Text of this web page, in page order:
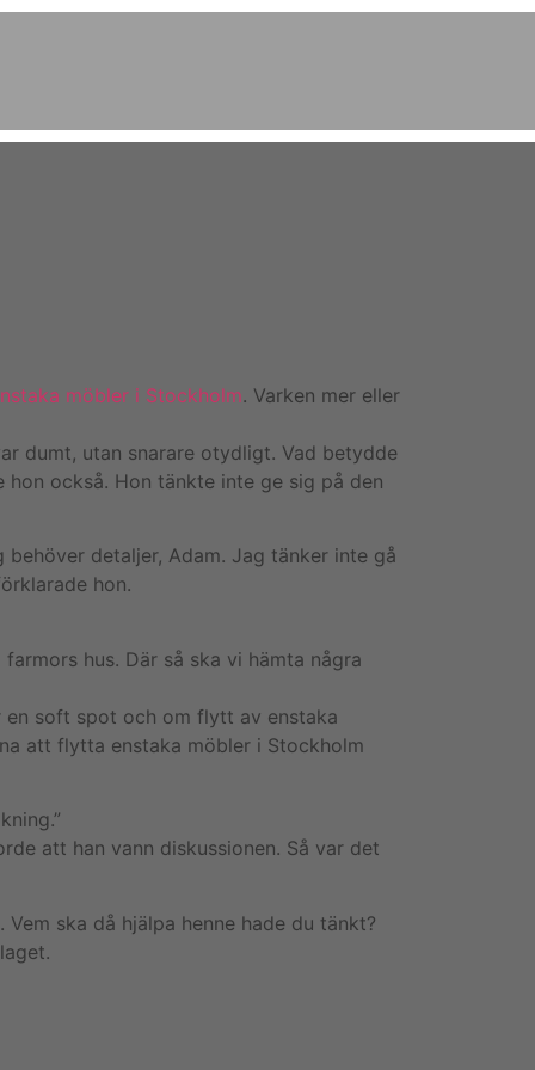
möbler i Stockholm. Varken mer eller
dumt, utan snarare otydligt. Vad betydde
också. Hon tänkte inte ge sig på den
detaljer, Adam. Jag tänker inte gå
hon.
hus. Där så ska vi hämta några
en soft spot och om flytt av enstaka
att flytta enstaka möbler i Stockholm
att han vann diskussionen. Så var det
ska då hjälpa henne hade du tänkt?